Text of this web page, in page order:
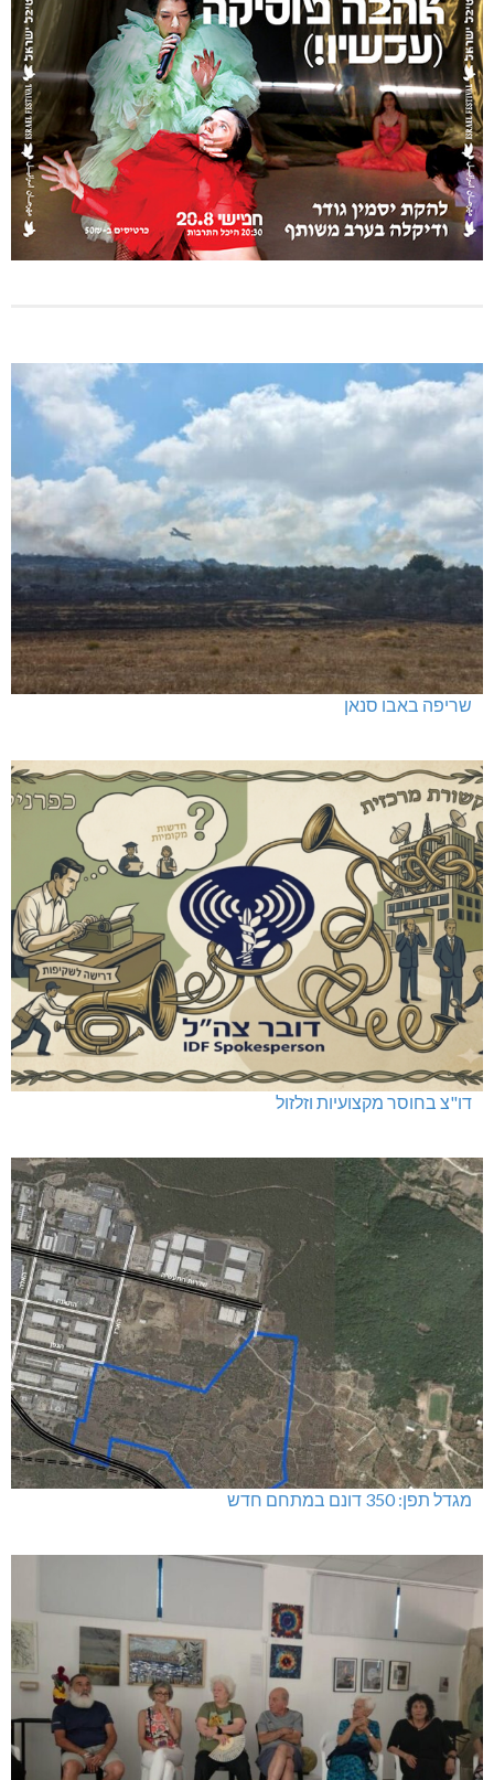
שריפה באבו סנאן
דו"צ בחוסר מקצועיות וזלזול
מגדל תפן: 350 דונם במתחם חדש